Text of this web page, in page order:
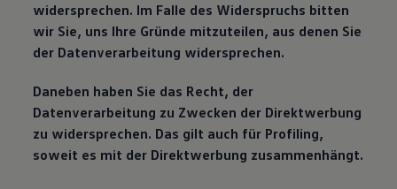
widersprechen. Im Falle des Widerspruchs bitten
wir Sie, uns Ihre Gründe mitzuteilen, aus denen Sie
der Datenverarbeitung widersprechen.
Daneben haben Sie das Recht, der
Datenverarbeitung zu Zwecken der Direktwerbung
zu widersprechen. Das gilt auch für Profiling,
soweit es mit der Direktwerbung zusammenhängt.